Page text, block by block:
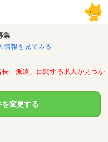
集
情報を見てみる
派遣」に関する求人が見つか
を変更する